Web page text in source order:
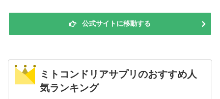
公式サイトに移動する
ミトコンドリアサプリのおすすめ人
気ランキング